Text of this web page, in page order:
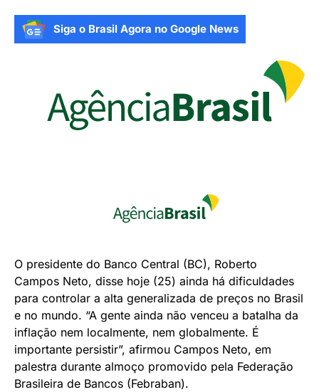
Siga o Brasil Agora no Google News
O presidente do Banco Central (BC), Roberto
Campos Neto, disse hoje (25) ainda há dificuldades
para controlar a alta generalizada de preços no Brasil
e no mundo. “A gente ainda não venceu a batalha da
inflação nem localmente, nem globalmente. É
importante persistir”, afirmou Campos Neto, em
palestra durante almoço promovido pela Federação
Brasileira de Bancos (Febraban).